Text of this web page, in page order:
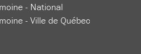
- National
- Ville de Québec